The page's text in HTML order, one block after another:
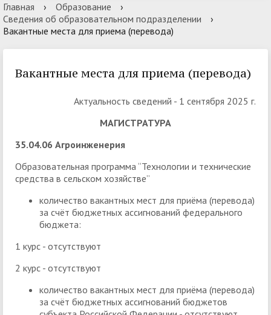
Главная › Образование
›
Сведения об образовательном подразделении
›
Вакантные места для приема (перевода)
Вакантные места для приема (перевода)
Актуальность сведений - 1 сентября 2025 г.
МАГИСТРАТУРА
35.04.06 Агроинженерия
Образовательная программа “Технологии и технические
средства в сельском хозяйстве”
количество вакантных мест для приёма (перевода)
за счёт бюджетных ассигнований федерального
бюджета:
1 курс - отсутствуют
2 курс - отсутствуют
количество вакантных мест для приёма (перевода)
за счёт бюджетных ассигнований бюджетов